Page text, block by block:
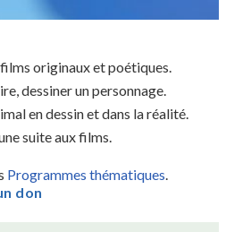
don
originaux et poétiques.
dessiner un personnage.
en dessin et dans la réalité.
suite aux films.
Programmes thématiques.